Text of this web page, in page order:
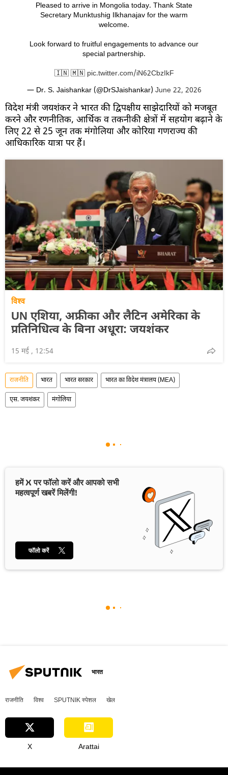
Pleased to arrive in Mongolia today. Thank State
Secretary Munktushig Ilkhanajav for the warm
welcome.
Look forward to fruitful engagements to advance our
special partnership.
🇮🇳 🇲🇳 pic.twitter.com/iN62CbzIkF
— Dr. S. Jaishankar (@DrSJaishankar) June 22, 2026
विदेश मंत्री जयशंकर ने भारत की द्विपक्षीय साझेदारियों को मजबूत
करने और रणनीतिक, आर्थिक व तकनीकी क्षेत्रों में सहयोग बढ़ाने के
लिए 22 से 25 जून तक मंगोलिया और कोरिया गणराज्य की
आधिकारिक यात्रा पर हैं।
विश्व
UN एशिया, अफ्रीका और लैटिन अमेरिका के
प्रतिनिधित्व के बिना अधूरा: जयशंकर
15 मई , 12:54
राजनीति भारत भारत सरकार भारत का विदेश मंत्रालय (MEA)
एस. जयशंकर मंगोलिया
हमें X पर फॉलो करें और आपको सभी
महत्वपूर्ण खबरें मिलेंगी!
फॉलो करें
भारत
राजनीति विश्व SPUTNIK स्पेशल खेल
X Arattai